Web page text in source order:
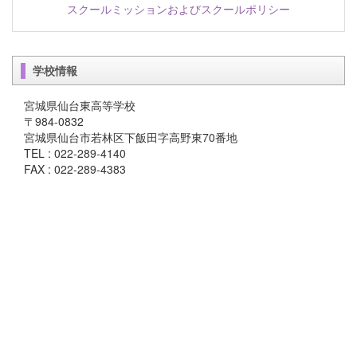
スクールミッションおよびスクールポリシー
学校情報
宮城県仙台東高等学校
〒984-0832
宮城県仙台市若林区下飯田字高野東70番地
TEL : 022-289-4140
FAX : 022-289-4383